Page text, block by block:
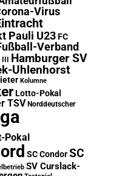
Virus
Pauli U23FC
Verband
Hamburger SV
Uhlenhorst
Kolumne
Lotto-Pokal
TSV Norddeutscher
Pokal
SC CondorSC
SV Curslack-